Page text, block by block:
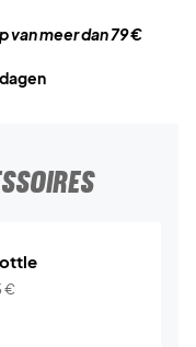
van meer dan 79 €
€